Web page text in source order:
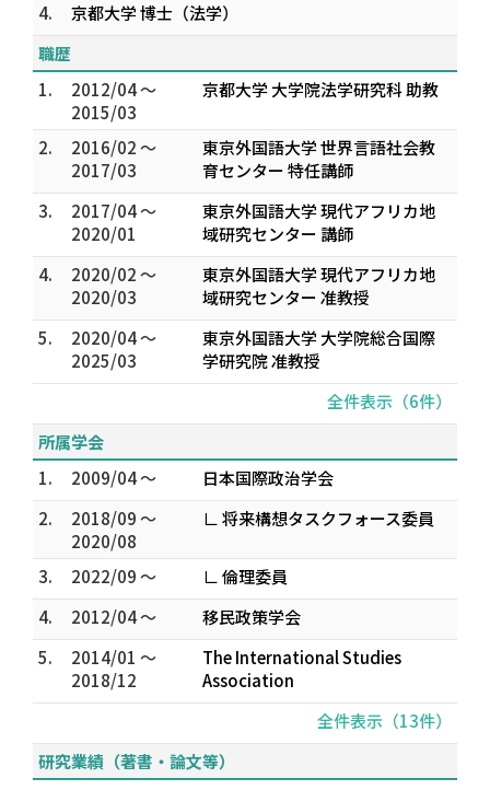
4.
京都大学 博士（法学）
職歴
1.
2012/04 ～
2015/03
京都大学 大学院法学研究科 助教
2.
2016/02 ～
2017/03
東京外国語大学 世界言語社会教
育センター 特任講師
3.
2017/04 ～
2020/01
東京外国語大学 現代アフリカ地
域研究センター 講師
4.
2020/02 ～
2020/03
東京外国語大学 現代アフリカ地
域研究センター 准教授
5.
2020/04 ～
2025/03
東京外国語大学 大学院総合国際
学研究院 准教授
全件表示（6件）
所属学会
1.
2009/04 ～
日本国際政治学会
2.
2018/09 ～
2020/08
∟ 将来構想タスクフォース委員
3. 2022/09 ～
∟ 倫理委員
4.
2012/04 ～
移民政策学会
5.
2014/01 ～
2018/12
The International Studies
Association
全件表示（13件）
研究業績（著書・論文等）